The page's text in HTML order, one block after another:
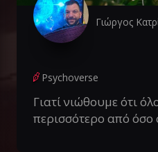
Γιώργος
Psychoverse
Γιατί νιώθουμε ότι
περισσότερο από όσο